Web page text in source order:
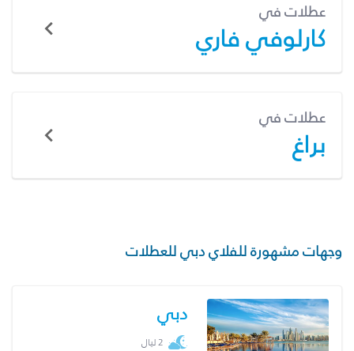
عطلات في
كارلوفي فاري
عطلات في
براغ
وجهات مشهورة للفلاي دبي للعطلات
دبي
2 ليال